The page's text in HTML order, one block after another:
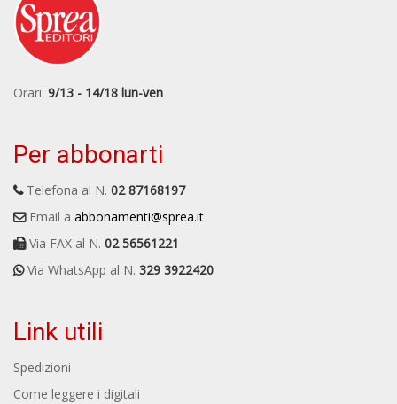
Orari: 9/13 - 14/18 lun-ven
Per abbonarti
Telefona al N. 02 87168197
Email a abbonamenti@sprea.it
Via FAX al N. 02 56561221
Via WhatsApp al N. 329 3922420
Link utili
Spedizioni
Come leggere i digitali